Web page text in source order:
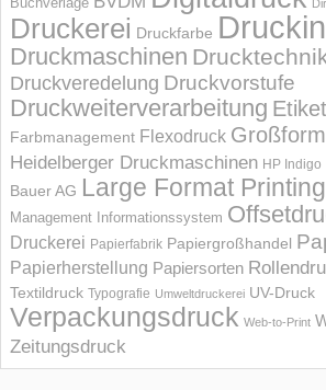
Druckerei Druckfarbe
Druckmaschinen
Druckveredelung Druckvorstufe
Druckweiterverarbeitung
Farbmanagement Flexodruck
Heidelberger Druckmaschinen HP Indigo
Bauer AG Large Format Printing
Management Informations­system
Druckerei Papierfabrik Papiergroßhandel
Papierherstellung Papiersorten
Textildruck Typografie Umweltdruckerei UV-Druck
Verpackungsdruck Web-to-Print
Zeitungsdruck